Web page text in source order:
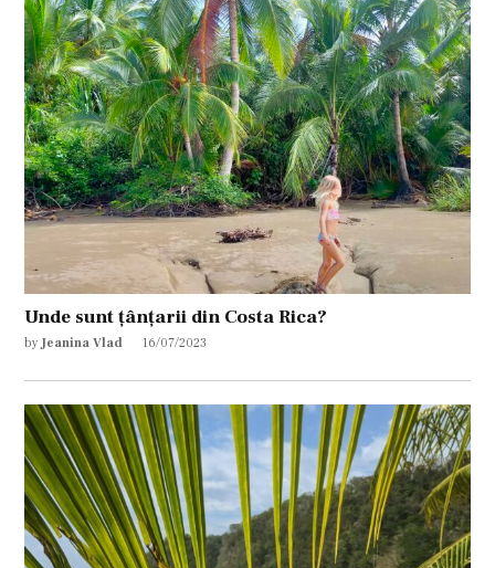
Unde sunt țânțarii din Costa Rica?
by Jeanina Vlad 16/07/2023